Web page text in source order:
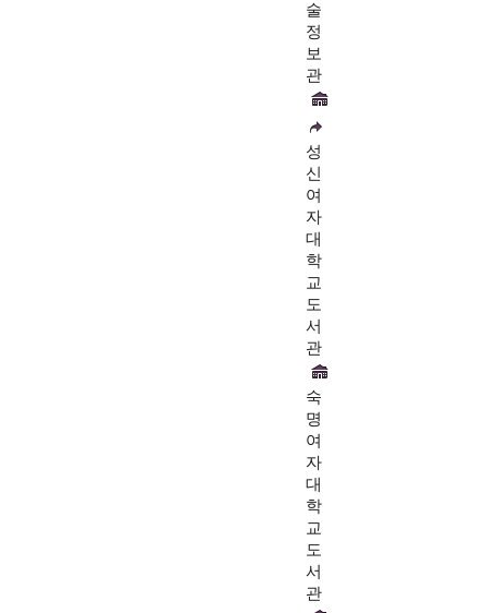
술
정
보
관
성
신
여
자
대
학
교
도
서
관
숙
명
여
자
대
학
교
도
서
관